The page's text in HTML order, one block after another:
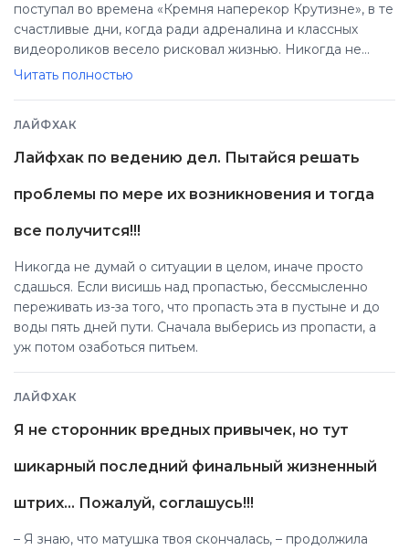
поступал во времена «Кремня наперекор Крутизне», в те
счастливые дни, когда ради адреналина и классных
видеороликов весело рисковал жизнью. Никогда не
думай о ситуации в целом, иначе просто сдашься. Если
пути. Сначала выберись из пропасти, а уж потом
озаботься питьем.
Читать полностью
ЛАЙФХАК
Лайфхак по ведению дел. Пытайся решать
проблемы по мере их возникновения и тогда
все получится!!!
Никогда не думай о ситуации в целом, иначе просто
сдашься. Если висишь над пропастью, бессмысленно
переживать из-за того, что пропасть эта в пустыне и до
воды пять дней пути. Сначала выберись из пропасти, а
уж потом озаботься питьем.
ЛАЙФХАК
Я не сторонник вредных привычек, но тут
шикарный последний финальный жизненный
штрих... Пожалуй, соглашусь!!!
– Я знаю, что матушка твоя скончалась, – продолжила